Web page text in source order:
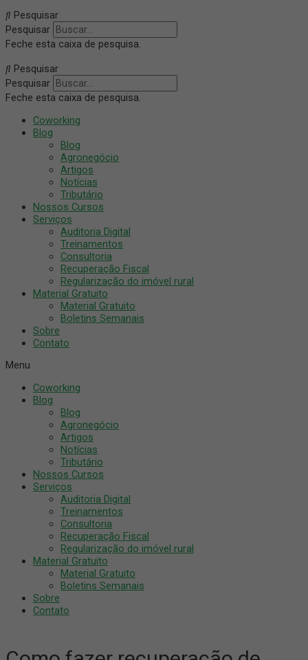
Pesquisar
Pesquisar
Feche esta caixa de pesquisa.
Pesquisar
Pesquisar
Feche esta caixa de pesquisa.
Coworking
Blog
Blog
Agronegócio
Artigos
Notícias
Tributário
Nossos Cursos
Serviços
Auditoria Digital
Treinamentos
Consultoria
Recuperação Fiscal
Regularização do imóvel rural
Material Gratuito
Material Gratuito
Boletins Semanais
Sobre
Contato
Menu
Coworking
Blog
Blog
Agronegócio
Artigos
Notícias
Tributário
Nossos Cursos
Serviços
Auditoria Digital
Treinamentos
Consultoria
Recuperação Fiscal
Regularização do imóvel rural
Material Gratuito
Material Gratuito
Boletins Semanais
Sobre
Contato